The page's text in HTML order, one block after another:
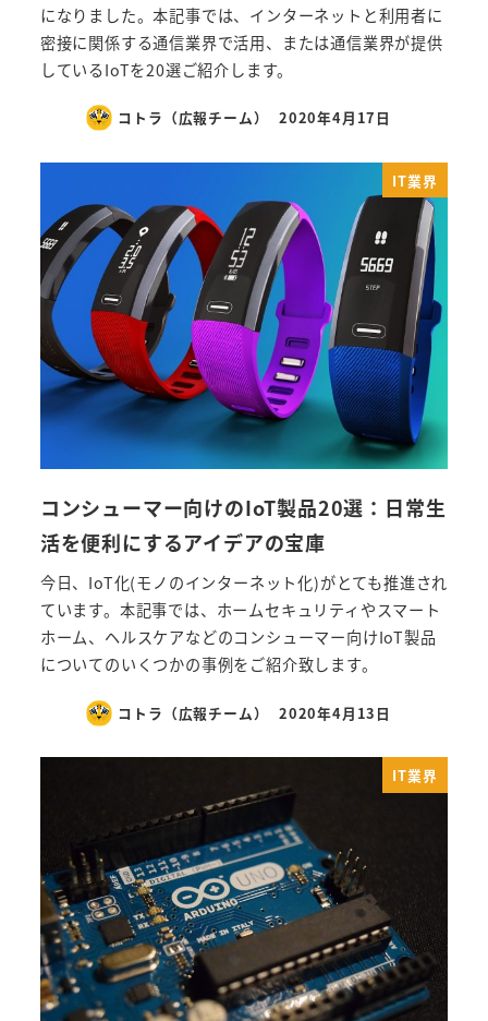
になりました。本記事では、インターネットと利用者に
密接に関係する通信業界で活用、または通信業界が提供
しているIoTを20選ご紹介します。
コトラ（広報チーム） 2020年4月17日
IT業界
コンシューマー向けのIoT製品20選：日常生
活を便利にするアイデアの宝庫
今日、IoT化(モノのインターネット化)がとても推進され
ています。本記事では、ホームセキュリティやスマート
ホーム、ヘルスケアなどのコンシューマー向けIoT製品
についてのいくつかの事例をご紹介致します。
コトラ（広報チーム） 2020年4月13日
IT業界